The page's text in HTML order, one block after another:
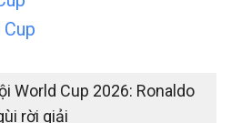
World Cup 2026: Ronaldo
rời giải